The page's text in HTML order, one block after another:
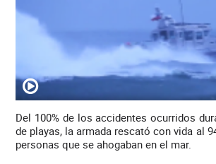
Del 100% de los accidentes ocurridos
de playas, la armada rescató con vida al
personas que se ahogaban en el mar.